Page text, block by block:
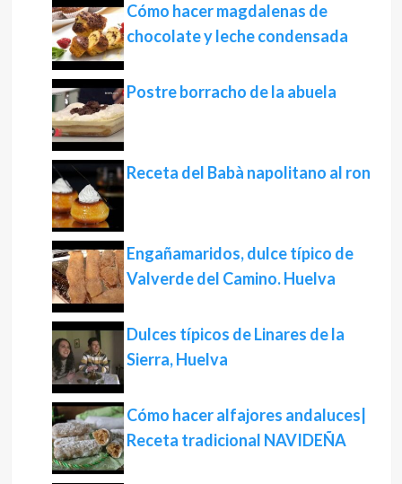
Cómo hacer magdalenas de
chocolate y leche condensada
Postre borracho de la abuela
Receta del Babà napolitano al ron
Engañamaridos, dulce típico de
Valverde del Camino. Huelva
Dulces típicos de Linares de la
Sierra, Huelva
Cómo hacer alfajores andaluces|
Receta tradicional NAVIDEÑA